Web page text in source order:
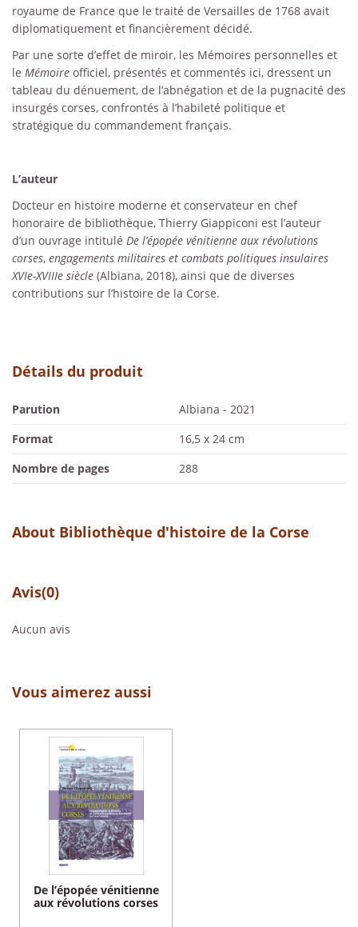
royaume de France que le traité de Versailles de 1768 avait
diplomatiquement et financièrement décidé.
Par une sorte d’effet de miroir, les Mémoires personnelles et
le Mémoire officiel, présentés et commentés ici, dressent un
tableau du dénuement, de l’abnégation et de la pugnacité des
insurgés corses, confrontés à l’habileté politique et
stratégique du commandement français.
L’auteur
Docteur en histoire moderne et conservateur en chef
honoraire de bibliothèque, Thierry Giappiconi est l’auteur
d’un ouvrage intitulé De l’épopée vénitienne aux révolutions
corses, engagements militaires et combats politiques insulaires
XVIe-XVIIIe siècle (Albiana, 2018), ainsi que de diverses
contributions sur l’histoire de la Corse.
Détails du produit
Parution
Albiana - 2021
Format
16,5 x 24 cm
Nombre de pages
288
About Bibliothèque d'histoire de la Corse
Avis(0)
Aucun avis
Vous aimerez aussi
De l’épopée vénitienne
aux révolutions corses